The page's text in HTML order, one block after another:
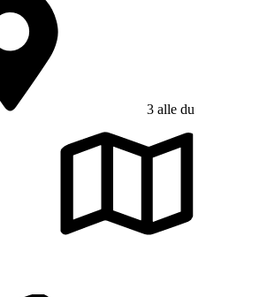
3 alle du